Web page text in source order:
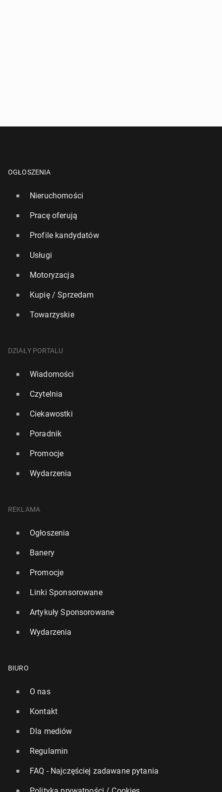
OGŁOSZENIA
Nieruchomości
Pracę oferują
Profile kandydatów
Usługi
Motoryzacja
Kupię / Sprzedam
Towarzyskie
DZIAŁY PORTALU
Wiadomości
Czytelnia
Ciekawostki
Poradnik
Promocje
Wydarzenia
REKLAMA
Ogłoszenia
Banery
Promocje
Linki Sponsorowane
Artykuły Sponsorowane
Wydarzenia
BIURO
O nas
Kontakt
Dla mediów
Regulamin
FAQ - Najczęściej zadawane pytania